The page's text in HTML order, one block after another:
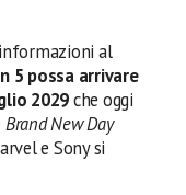
al
5 possa arrivare
2029che oggi
Brand New Day
e Sony si